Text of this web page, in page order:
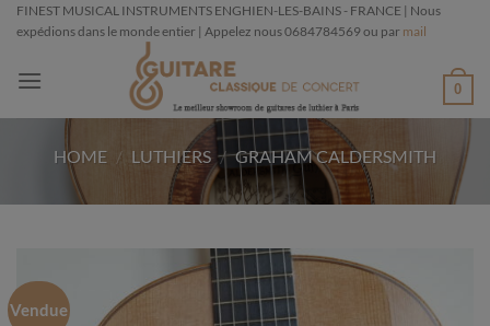
Passer
au
FINEST MUSICAL INSTRUMENTS ENGHIEN-LES-BAINS - FRANCE | Nous
expédions dans le monde entier | Appelez nous 0684784569 ou par mail
0
HOME / LUTHIERS / GRAHAM CALDERSMITH
Vendue